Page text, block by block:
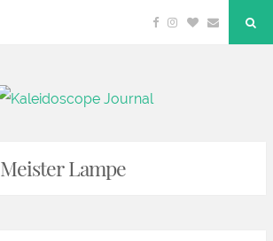
FacebookInstagramBloglovin
Email
Meister Lampe